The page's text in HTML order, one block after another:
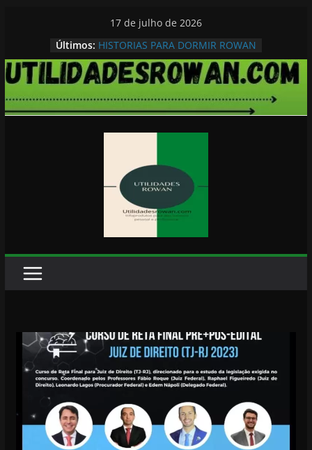
conteúdo
17 de julho de 2026
Últimos: HISTORIAS PARA DORMIR ROWAN